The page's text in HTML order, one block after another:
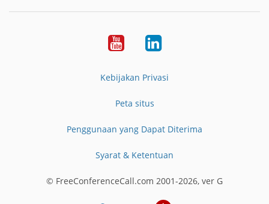
YouTubeLinkedIn
Kebijakan Privasi
Peta situs
Penggunaan yang Dapat Diterima
Syarat & Ketentuan
© FreeConferenceCall.com 2001-2026, ver G